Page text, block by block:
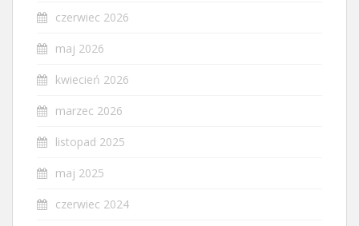
czerwiec 2026
maj 2026
kwiecień 2026
marzec 2026
listopad 2025
maj 2025
czerwiec 2024